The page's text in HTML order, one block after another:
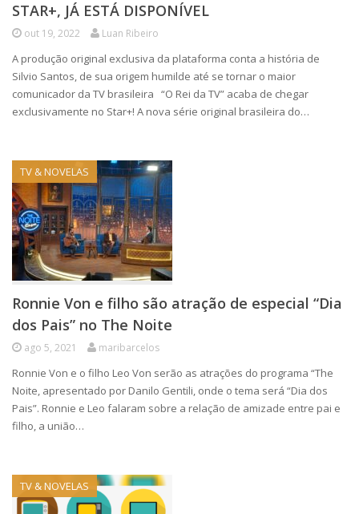
STAR+, JÁ ESTÁ DISPONÍVEL
out 19, 2022 Luan Ribeiro
A produção original exclusiva da plataforma conta a história de
Silvio Santos, de sua origem humilde até se tornar o maior
comunicador da TV brasileira “O Rei da TV” acaba de chegar
exclusivamente no Star+! A nova série original brasileira do…
TV & NOVELAS
Ronnie Von e filho são atração de especial “Dia
dos Pais” no The Noite
ago 5, 2021 maribarcelos
Ronnie Von e o filho Leo Von serão as atrações do programa “The
Noite, apresentado por Danilo Gentili, onde o tema será “Dia dos
Pais”. Ronnie e Leo falaram sobre a relação de amizade entre pai e
filho, a união…
TV & NOVELAS